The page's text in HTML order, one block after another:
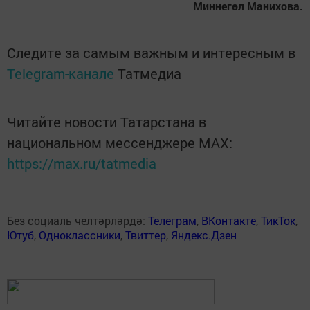
Миннегөл Манихова.
Следите за самым важным и интересным в
Telegram-канале Татмедиа
Читайте новости Татарстана в
национальном мессенджере MАХ:
https://max.ru/tatmedia
Без социаль челтәрләрдә: Телеграм, ВКонтакте,ТикТок,
Ютуб, Одноклассники,Твиттер, Яндекс.Дзен